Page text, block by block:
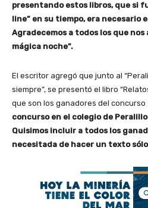
presentando estos libros, que si
line” en su tiempo, era necesario
Agradecemos a todos los que
mágica noche”.
El escritor agregó que junto al
siempre”, se presentó el libro
que son los ganadores del concurso
concurso en el colegio de
Quisimos incluir a todos los
necesitada de hacer un texto sólo